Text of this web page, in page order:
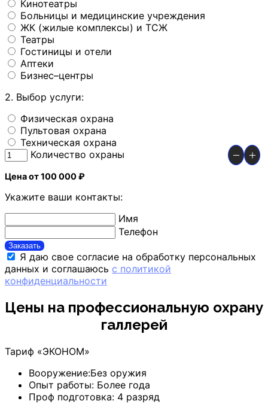
Кинотеатры
Больницы и медицинские учреждения
ЖК (жилые комплексы) и ТСЖ
Театры
Гостиницы и отели
Аптеки
Бизнес–центры
2. Выбор услуги:
Физическая охрана
Пультовая охрана
Техническая охрана
Количество охраны
Цена от 100 000 ₽
Укажите ваши контакты:
Имя
Телефон
Заказать
Я даю свое согласие на обработку персональных
данных и соглашаюсь с политикой
конфиденциальности
Цены на профессиональную охрану
галлерей
Тариф «ЭКОНОМ»
Вооружение:Без оружия
Опыт работы: Более года
Проф подготовка: 4 разряд